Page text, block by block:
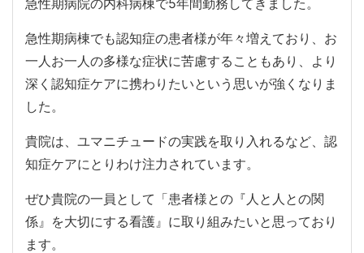
急性期病院の内科病棟で5年間勤務してきました。
急性期病棟でも認知症の患者様が年々増えており、お
一人お一人の多様な症状に苦慮することもあり、より
深く認知症ケアに携わりたいという思いが強くなりま
した。
貴院は、ユマニチュードの実践を取り入れるなど、認
知症ケアにとりわけ注力されています。
ぜひ貴院の一員として「患者様との『人と人との関
係』を大切にする看護』に取り組みたいと思っており
ます。